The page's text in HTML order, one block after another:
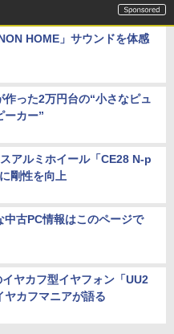
HOME」サウンドを体感
作った2万円台の“小さなピュ
ーカー”
アルミホイール「CE28 N-p
剛性を向上
中古PC情報はこのページで
ヤカフ型イヤフォン「UU2
ヤカフマニアが語る